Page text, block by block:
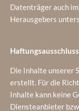
Datenträger auch
Herausgebers
Haftungsausschluss
Die Inhalte unserer
erstellt. Für die
Inhalte kann keine
Diensteanbieter